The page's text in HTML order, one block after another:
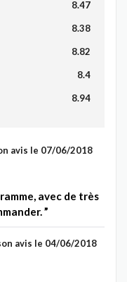
8.47
8.38
8.82
8.4
8.94
avis le 07/06/2018
avec de très
avis le 04/06/2018